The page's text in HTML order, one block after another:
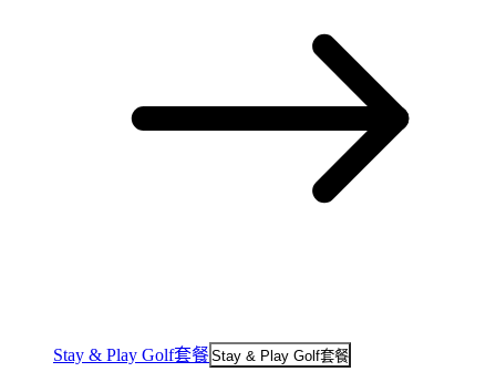
Stay & Play Golf套餐Stay & Play Golf套餐